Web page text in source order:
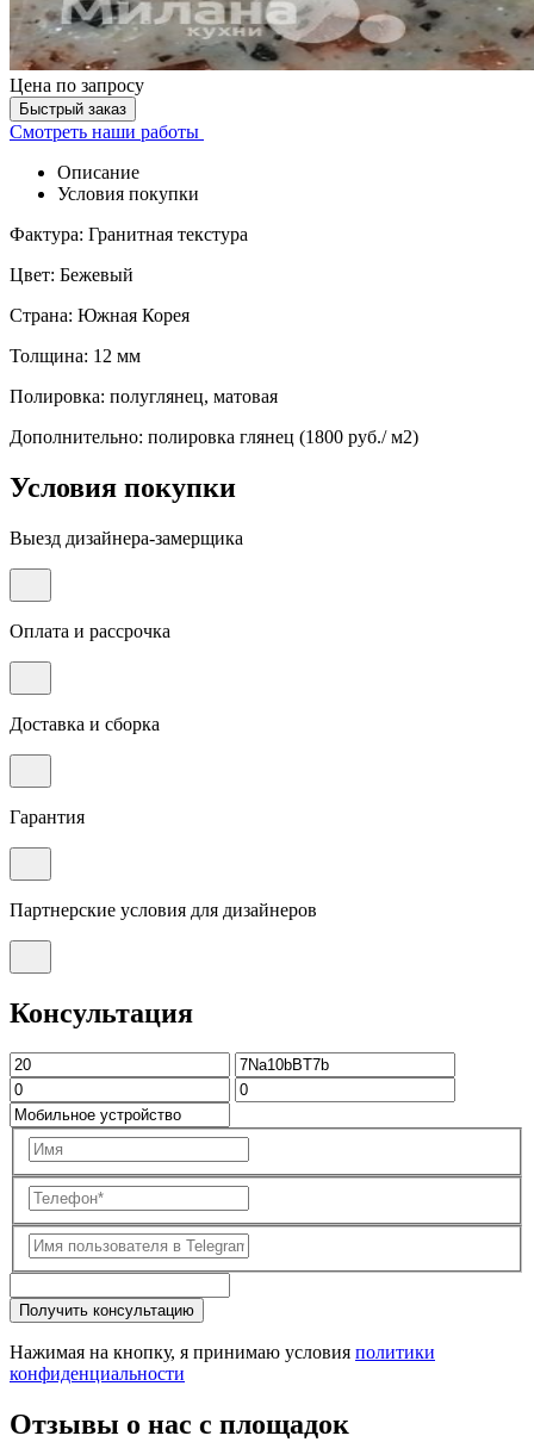
Цена по запросу
Быстрый заказ
Смотреть наши работы
Описание
Условия покупки
Фактура: Гранитная текстура
Цвет: Бежевый
Страна: Южная Корея
Толщина: 12 мм
Полировка: полуглянец, матовая
Дополнительно: полировка глянец (1800 руб./ м2)
Условия покупки
Выезд дизайнера-замерщика
Оплата и рассрочка
Доставка и сборка
Гарантия
Партнерские условия для дизайнеров
Консультация
Получить консультацию
Нажимая на кнопку, я принимаю условия политики
конфиденциальности
Отзывы о нас с площадок